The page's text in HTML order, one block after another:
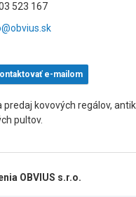
523 167
e-mailom
predaj kovových regálov,
pultov.
OBVIUS s.r.o.